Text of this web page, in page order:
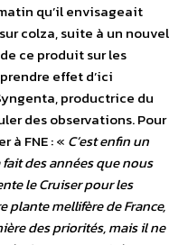
qu’il envisageait
colza, suite à un nouvel
ce produit sur les
effet d’ici
productrice du
des observations. Pour
à FNE : « C’est enfin un
des années que nous
le Cruiser pour les
plante mellifère de France,
des priorités, mais il ne